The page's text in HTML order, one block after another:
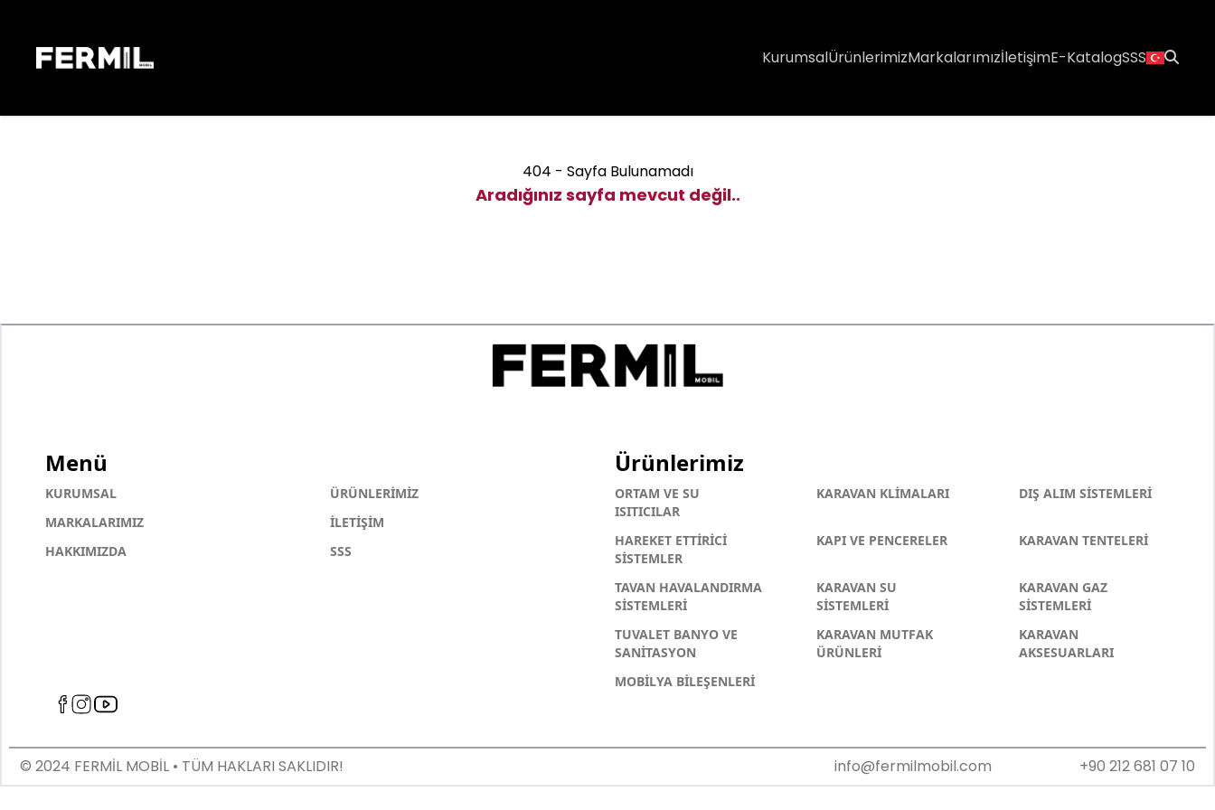
KurumsalÜrünlerimizMarkalarımızİletişimE-KatalogSSS
404 - Sayfa Bulunamadı
Aradığınız sayfa mevcut değil..
Menü
KURUMSAL
ÜRÜNLERİMİZ
MARKALARIMIZ
İLETİŞİM
HAKKIMIZDA
SSS
Ürünlerimiz
ORTAM VE SU
ISITICILAR
KARAVAN KLİMALARI DIŞ ALIM SİSTEMLERİ
HAREKET ETTİRİCİ
SİSTEMLER
KAPI VE PENCERELER KARAVAN TENTELERİ
TAVAN HAVALANDIRMA
SİSTEMLERİ
KARAVAN SU
SİSTEMLERİ
KARAVAN GAZ
SİSTEMLERİ
TUVALET BANYO VE
SANİTASYON
KARAVAN MUTFAK
ÜRÜNLERİ
KARAVAN
AKSESUARLARI
MOBİLYA BİLEŞENLERİ
© 2024 FERMİL MOBİL • TÜM HAKLARI SAKLIDIR! info@fermilmobil.com +90 212 681 07 10